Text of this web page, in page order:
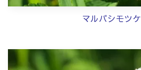
マルバシモツケ